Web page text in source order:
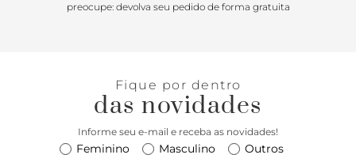
marrom, com assinatura Anacapri.
já é trend máxima: cheio de estilo com identidade Anacapri,
moderninho e urbano. O tênis mais cool da temporada
Perfeito para curtir ao máximo os dias ensolarados,
momentos leves e fresquinhos. Estamos prontas!
preocupe: devolva seu pedido de forma gratuita
Fique por dentro
das novidades
Informe seu e-mail e receba as novidades!
Feminino Masculino Outros